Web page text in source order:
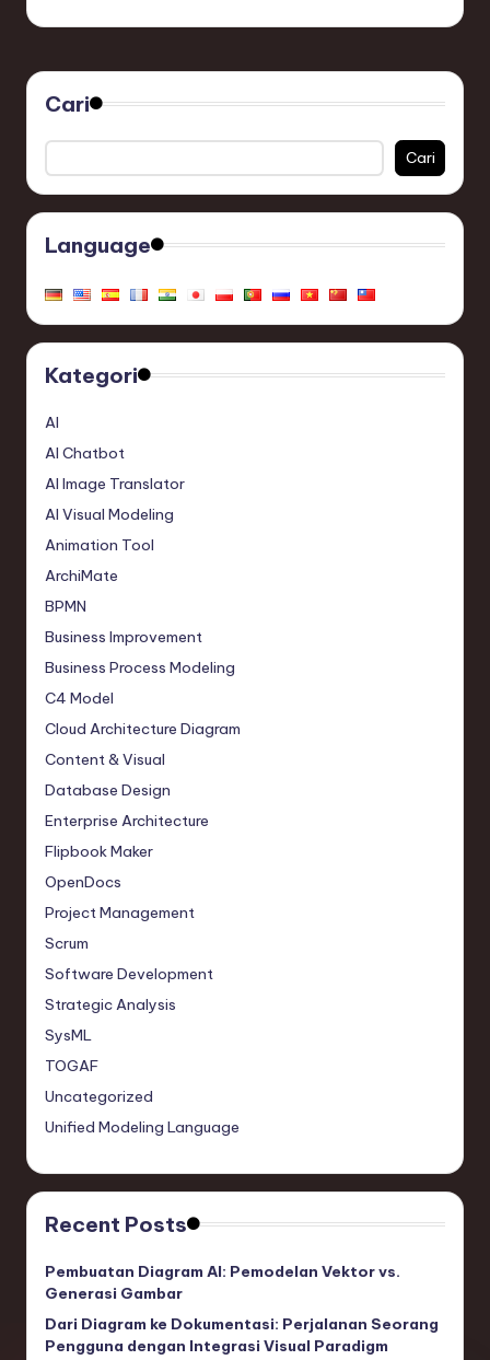
Cari
Cari
Language
Kategori
AI
AI Chatbot
AI Image Translator
AI Visual Modeling
Animation Tool
ArchiMate
BPMN
Business Improvement
Business Process Modeling
C4 Model
Cloud Architecture Diagram
Content & Visual
Database Design
Enterprise Architecture
Flipbook Maker
OpenDocs
Project Management
Scrum
Software Development
Strategic Analysis
SysML
TOGAF
Uncategorized
Unified Modeling Language
Recent Posts
Pembuatan Diagram AI: Pemodelan Vektor vs.
Generasi Gambar
Dari Diagram ke Dokumentasi: Perjalanan Seorang
Pengguna dengan Integrasi Visual Paradigm